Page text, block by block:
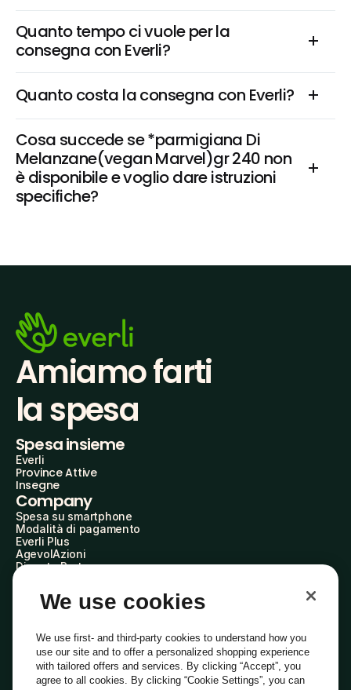
Quanto tempo ci vuole per la
consegna con Everli?
Quanto costa la consegna con Everli?
Cosa succede se *parmigiana Di
Melanzane(vegan Marvel)gr 240 non
è disponibile e voglio dare istruzioni
specifiche?
Amiamo farti
la spesa
Spesa insieme
Everli
Province Attive
Insegne
Company
Spesa su smartphone
Modalità di pagamento
Everli Plus
AgevolAzioni
Diventa Partner
Everli Shoppers
About Us
Everli News
Domande frequenti
Lavora con noi
Diventa Shopper
Investitori
We use cookies
We use first- and third-party cookies to understand how you
use our site and to offer a personalized shopping experience
with tailored offers and services. By clicking “Accept”, you
agree to all cookies. By clicking “Cookie Settings”, you can